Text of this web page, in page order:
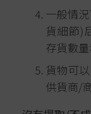
一般情
貨細節)
存貨數
貨物可
供貨商/